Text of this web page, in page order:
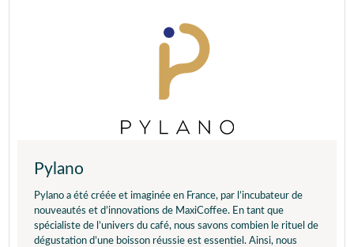
Pylano
Pylano a été créée et imaginée en France, par l’incubateur de
nouveautés et d’innovations de MaxiCoffee. En tant que
spécialiste de l’univers du café, nous savons combien le rituel de
dégustation d’une boisson réussie est essentiel. Ainsi, nous